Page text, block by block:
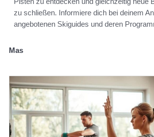
zu schließen. Informiere dich bei deinem
angebotenen Skiguides und deren
Mas